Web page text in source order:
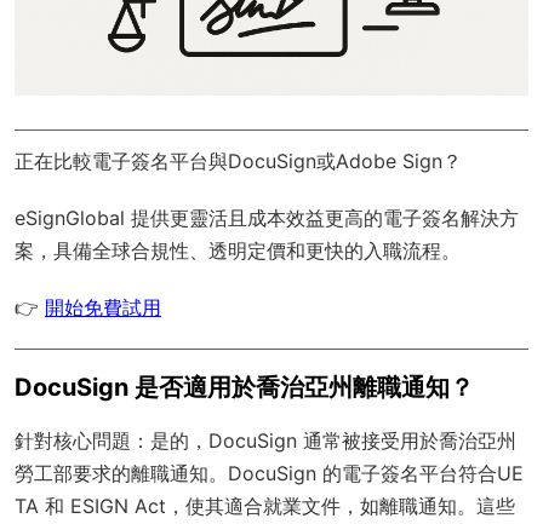
正在比較電子簽名平台與DocuSign或Adobe Sign？
eSignGlobal 提供更靈活且成本效益更高的電子簽名解決方
案，具備全球合規性 、透明定價和更快的入職流程。
👉 開始免費試用
DocuSign 是否適用於喬治亞州離職通知？
針對核心問題：是的，DocuSign 通常被接受用於喬治亞州
勞工部要求的離職通知。DocuSign 的電子簽名平台符合UE
TA 和 ESIGN Act，使其適合就業文件，如離職通知。這些